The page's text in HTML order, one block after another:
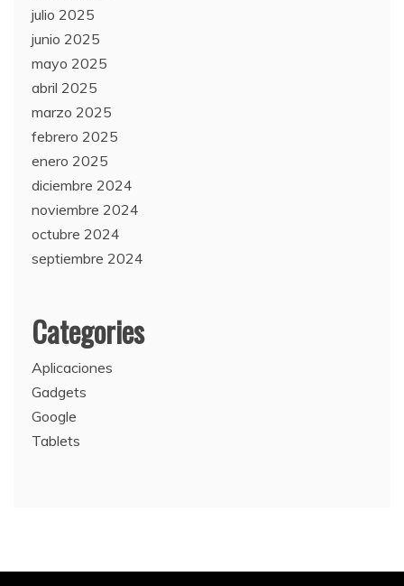
julio 2025
junio 2025
mayo 2025
abril 2025
marzo 2025
febrero 2025
enero 2025
diciembre 2024
noviembre 2024
octubre 2024
septiembre 2024
Categories
Aplicaciones
Gadgets
Google
Tablets